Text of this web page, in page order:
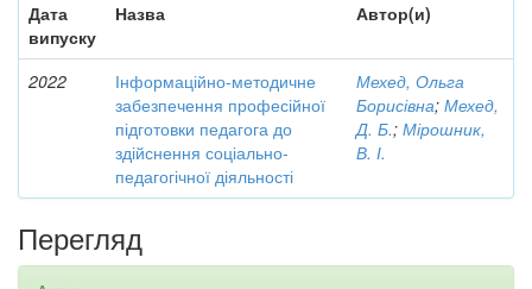
Дата
випуску
Назва Автор(и)
2022
Інформаційно-методичне
забезпечення професійної
підготовки педагога до
здійснення соціально-
педагогічної діяльності
Мехед, Ольга
Борисівна; Мехед,
Д. Б.; Мірошник,
В. І.
Перегляд